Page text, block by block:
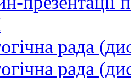
рада
рада